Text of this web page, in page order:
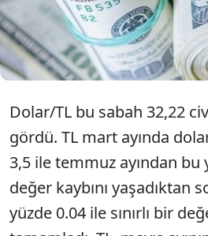
seyrine devam
Dolar/TL bu sabah 32,22
gördü. TL mart ayında
3,5 ile temmuz ayından
değer kaybını yaşadıktan
yüzde 0.04 ile sınırlı bir